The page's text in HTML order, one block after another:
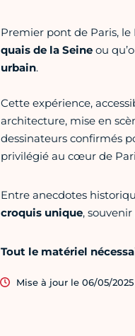
Premier pont de Paris, le
quais de la Seineou
urbain.
Cette expérience,
architecture, mise en
dessinateurs confirmés
privilégié au cœur de
Entre anecdotes
croquis unique,
Tout le matériel
Mise à jour le 06/05/2025